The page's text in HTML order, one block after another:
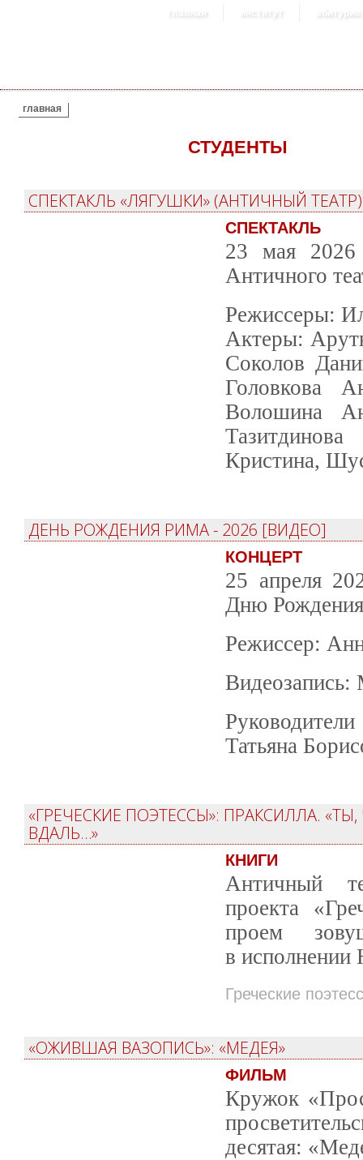
главная институт
ВЫ ЗДЕСЬ
главная
СТУДЕНТЫ
СПЕКТАКЛЬ «ЛЯГУШКИ» (АНТИЧНЫЙ
СПЕКТАКЛЬ
23 мая 2026
Античного
Режиссеры:
Актеры:
Соколов
Головкова
Волошина
Кристина,
ДЕНЬ РОЖДЕНИЯ РИМА - 2026 [ВИДЕО]
КОНЦЕРТ
25 апреля
Дню
Режиссер:
Видеозапись:
Татьяна
«ГРЕЧЕСКИЕ ПОЭТЕССЫ»: ПРАКСИЛЛА.
ВДАЛЬ…»
КНИГИ
Античный
проекта
проем
в исполнении
Греческие
«ОЖИВШАЯ ВАЗОПИСЬ»: «МЕДЕЯ»
ФИЛЬМ
Кружок
десятая: